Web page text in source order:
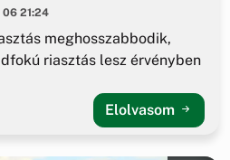
21:24
meghosszabbodik,
riasztás lesz érvényben
Elolvasom